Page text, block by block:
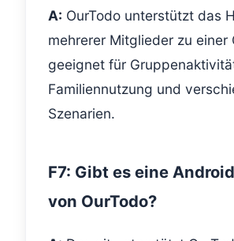
A: OurTodo unterstützt das
mehrerer Mitglieder zu einer
geeignet für
Familiennutzung und
Szenarien.
F7: Gibt es eine
von OurTodo?